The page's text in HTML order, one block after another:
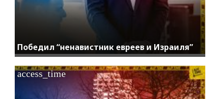
Победил “ненавистник евреев и Израиля”
access_time